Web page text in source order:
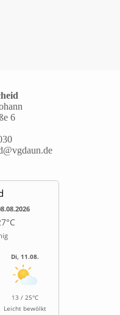
6
Di, 11.08.
13 / 25°C
Leicht bewölkt